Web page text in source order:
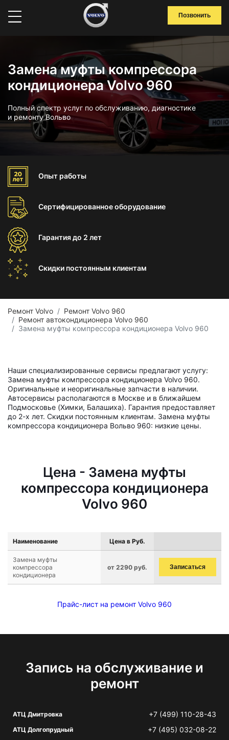
Позвонить
Замена муфты компрессора
кондиционера Volvo 960
Полный спектр услуг по обслуживанию, диагностике
и ремонту Вольво
Опыт работы
Сертифицированноеоборудование
Гарантиядо 2 лет
Скидки постоянным клиентам
Ремонт Volvo
Ремонт Volvo 960
Ремонт автокондиционера Volvo 960
Замена муфты компрессора кондиционера Volvo 960
Наши специализированные сервисы предлагают услугу:
Замена муфты компрессора кондиционера Volvo 960.
Оригинальные и неоригинальные запчасти в наличии.
Автосервисы располагаются в Москве и в ближайшем
Подмосковье (Химки, Балашиха). Гарантия предоставляет
до 2-х лет. Скидки постоянным клиентам. Замена муфты
компрессора кондиционера Вольво 960: низкие цены.
Цена - Замена муфты
компрессора кондиционера
Volvo 960
Наименование Цена в Руб.
Замена муфты
компрессора
кондиционера
от 2290 руб. Записаться
Прайс-лист на ремонт Volvo 960
Запись на обслуживание и
ремонт
АТЦ Дмитровка +7 (499) 110-28-43
АТЦ Долгопрудный +7 (495) 032-08-22